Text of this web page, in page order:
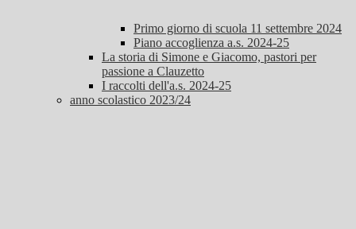
Primo giorno di scuola 11 settembre 2024
Piano accoglienza a.s. 2024-25
La storia di Simone e Giacomo, pastori per
passione a Clauzetto
I raccolti dell'a.s. 2024-25
anno scolastico 2023/24